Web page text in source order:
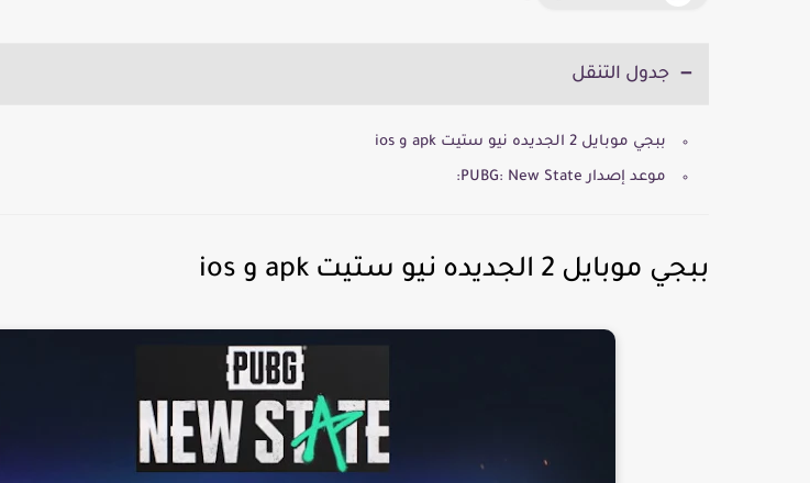
جدول التنقل
ببجي موبايل 2 الجديده نيو ستيت apk و ios
موعد إصدار PUBG: New State:
ببجي موبايل 2 الجديده نيو ستيت apk و ios